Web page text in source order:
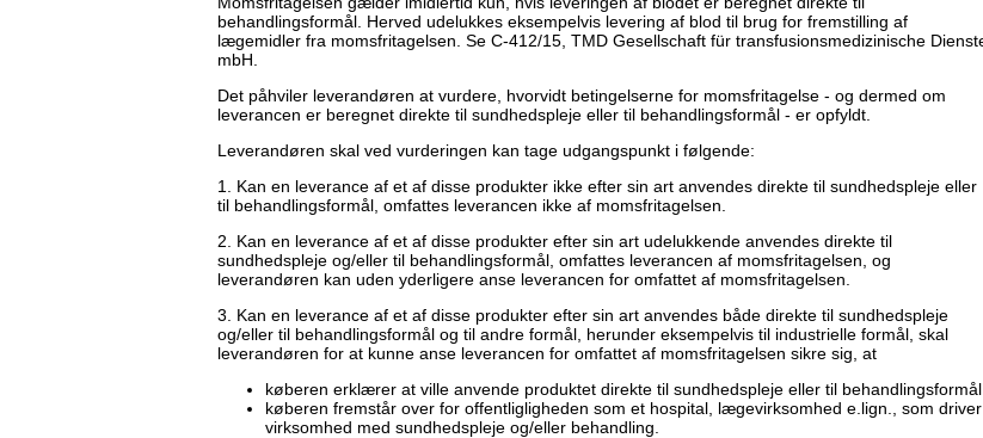
behandlingsformål. Herved udelukkes eksempelvis levering af blod til brug for fremstilling af
lægemidler fra momsfritagelsen. Se C-412/15, TMD Gesellschaft für transfusionsmedizinische
mbH.
Det påhviler leverandøren at vurdere, hvorvidt betingelserne for momsfritagelse - og dermed om
leverancen er beregnet direkte til sundhedspleje eller til behandlingsformål - er opfyldt.
Leverandøren skal ved vurderingen kan tage udgangspunkt i følgende:
1. Kan en leverance af et af disse produkter ikke efter sin art anvendes direkte til sundhedspleje eller
til behandlingsformål, omfattes leverancen ikke af momsfritagelsen.
2. Kan en leverance af et af disse produkter efter sin art udelukkende anvendes direkte til
sundhedspleje og/eller til behandlingsformål, omfattes leverancen af momsfritagelsen, og
leverandøren kan uden yderligere anse leverancen for omfattet af momsfritagelsen.
3. Kan en leverance af et af disse produkter efter sin art anvendes både direkte til sundhedspleje
og/eller til behandlingsformål og til andre formål, herunder eksempelvis til industrielle formål, skal
leverandøren for at kunne anse leverancen for omfattet af momsfritagelsen sikre sig, at
køberen erklærer at ville anvende produktet direkte til sundhedspleje eller til behandlingsformål
køberen fremstår over for offentligligheden som et hospital, lægevirksomhed e.lign., som driver
virksomhed med sundhedspleje og/eller behandling.